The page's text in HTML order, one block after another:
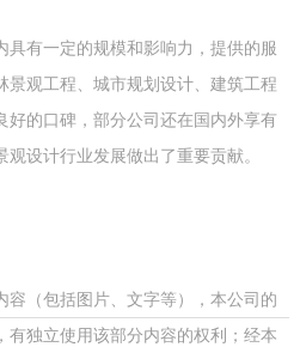
有一定的规模和影响力，‌提供的服
观工程、‌城市规划设计、‌建筑工程
的口碑，‌部分公司还在国内外享有
设计行业发展做出了重要贡献。‌
容（包括图片、文字等），本公司的
有独立使用该部分内容的权利；经本